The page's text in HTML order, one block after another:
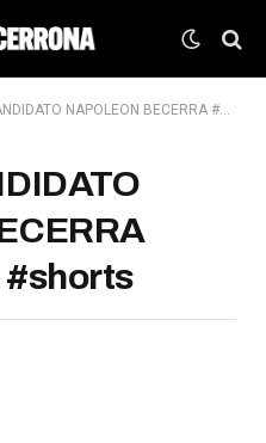
NAPOLEON BECERRA #LaEncerrona #shorts
#shorts